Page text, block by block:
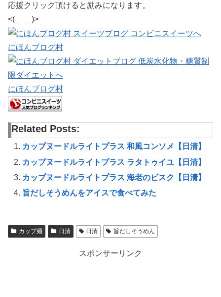
応援クリック頂けると励みになります。
<(_ _)>
にほんブログ村
にほんブログ村
Related Posts:
カップヌードルライトプラス 和風コンソメ【日清】
カップヌードルライトプラス ラタトゥイユ【日清】
カップヌードルライトプラス 海老のビスク【日清】
旨だしそうめんをアイスで食べてみた
カップ麺 日清 日清 旨だしそうめん
スポンサーリンク